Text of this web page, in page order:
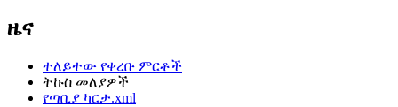
ዜና
ተለይተው የቀረቡ ምርቶች
ትኩስ መለያዎች
የጣቢያ ካርታ.xml